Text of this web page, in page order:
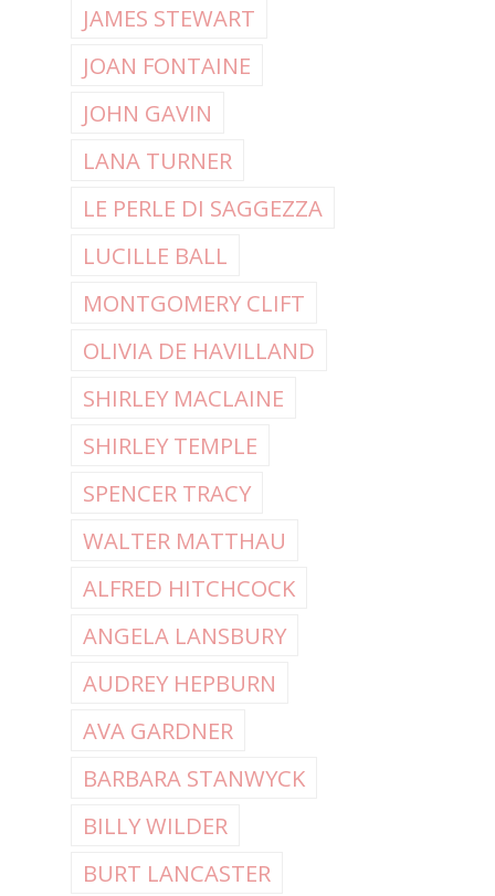
JAMES STEWART
JOAN FONTAINE
JOHN GAVIN
LANA TURNER
LE PERLE DI SAGGEZZA
LUCILLE BALL
MONTGOMERY CLIFT
OLIVIA DE HAVILLAND
SHIRLEY MACLAINE
SHIRLEY TEMPLE
SPENCER TRACY
WALTER MATTHAU
ALFRED HITCHCOCK
ANGELA LANSBURY
AUDREY HEPBURN
AVA GARDNER
BARBARA STANWYCK
BILLY WILDER
BURT LANCASTER